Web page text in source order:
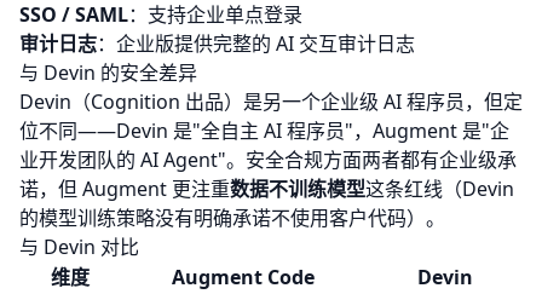
SSO / SAML：支持企业单点登录
审计日志：企业版提供完整的 AI 交互审计日志
与 Devin 的安全差异
Devin（Cognition 出品）是另一个企业级 AI 程序员，但定
位不同——Devin 是"全自主 AI 程序员"，Augment 是"企
业开发团队的 AI Agent"。安全合规方面两者都有企业级承
诺，但 Augment 更注重数据不训练模型这条红线（Devin
的模型训练策略没有明确承诺不使用客户代码）。
与 Devin 对比
维度
Augment Code
Devin